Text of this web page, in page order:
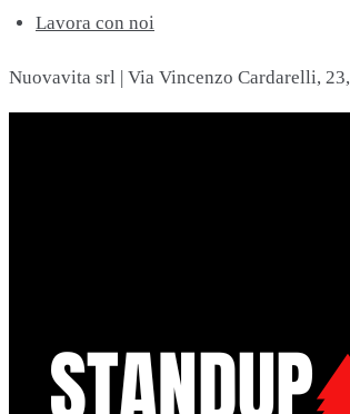
Lavora con noi
Nuovavita srl | Via Vincenzo Cardarelli,